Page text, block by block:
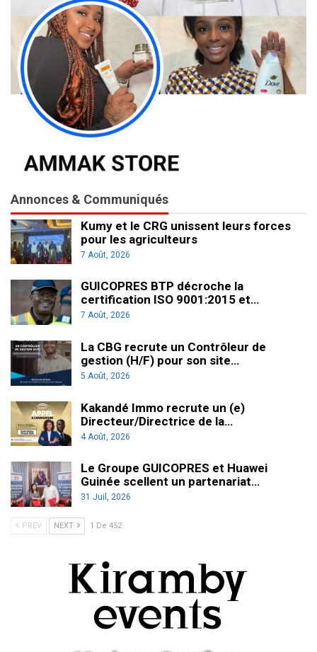
Annonces & Communiqués
Kumy et le CRG unissent leurs forces
pour les agriculteurs
7 Août, 2026
GUICOPRES BTP décroche la
certification ISO 9001:2015 et…
7 Août, 2026
La CBG recrute un Contrôleur de
gestion (H/F) pour son site…
5 Août, 2026
Kakandé Immo recrute un (e)
Directeur/Directrice de la…
4 Août, 2026
Le Groupe GUICOPRES et Huawei
Guinée scellent un partenariat…
31 Juil, 2026
PREV NEXT 1 De 452